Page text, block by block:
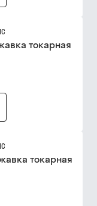
токарная
токарная